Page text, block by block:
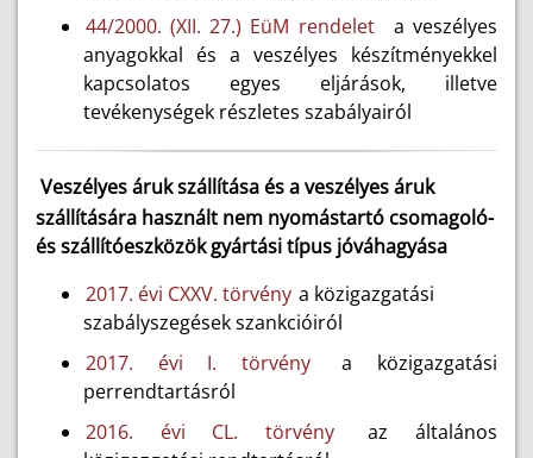
44/2000. (XII. 27.) EüM rendelet
a veszélyes
anyagokkal és a veszélyes készítményekkel
kapcsolatos egyes eljárások, illetve
tevékenységek részletes szabályairól
Veszélyes áruk szállítása és a veszélyes áruk
szállítására használt nem nyomástartó csomagoló-
és szállítóeszközök gyártási típus jóváhagyása
2017. évi CXXV. törvény a közigazgatási
szabályszegések szankcióiról
2017. évi I. törvény
a közigazgatási
perrendtartásról
2016. évi CL. törvény
az általános